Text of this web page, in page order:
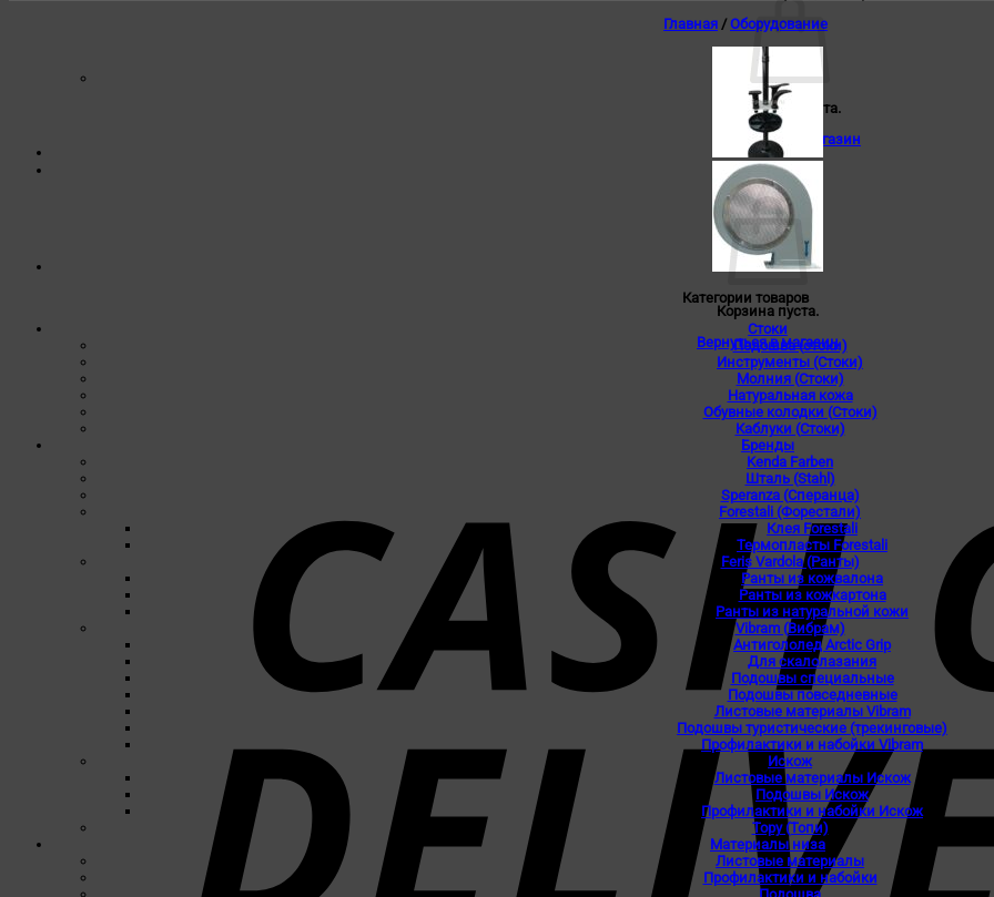
Корзина пуста.
Вернуться в магазин
0
Корзина
Корзина пуста.
Вернуться в магазин
Главная / Оборудование
Категории товаров
Стоки
Подошва (стоки)
Инструменты (Стоки)
Молния (Стоки)
Натуральная кожа
Обувные колодки (Стоки)
Каблуки (Стоки)
Бренды
Kenda Farben
Шталь (Stahl)
Speranza (Сперанца)
Forestali (Форестали)
Клея Forestali
Термопласты Forestali
Feris Vardola (Ранты)
Ранты из кожвалона
Ранты из кожкартона
Ранты из натуральной кожи
Vibram (Вибрам)
Антигололед Arctic Grip
Для скалолазания
Подошвы специальные
Подошвы повседневные
Листовые материалы Vibram
Подошвы туристические (трекинговые)
Профилактики и набойки Vibram
Искож
Листовые материалы Искож
Подошвы Искож
Профилактики и набойки Искож
Topy (Топи)
Материалы низа
Листовые материалы
Профилактики и набойки